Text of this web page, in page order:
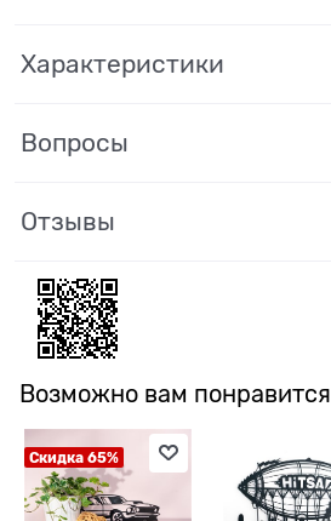
Характеристики
Вопросы
Отзывы
Возможно вам понравится
Скидка 65%